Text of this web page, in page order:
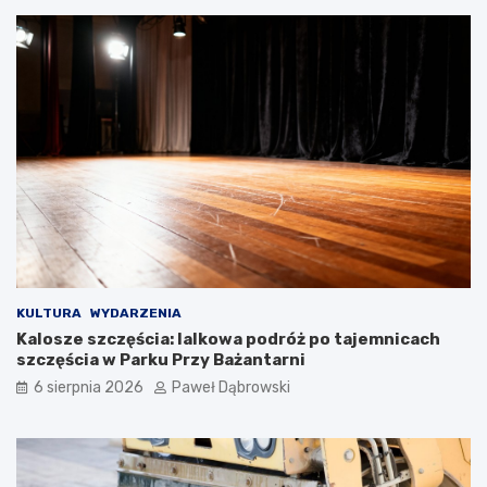
p
l
z
z
a
r
z
ą
d
z
a
n
i
a
o
c
r
i
c
h
o
o
l
–
c
z
y
l
i
b
y
t
KULTURA WYDARZENIA
Kalosze szczęścia: lalkowa podróż po tajemnicach
szczęścia w Parku Przy Bażantarni
6 sierpnia 2026 Paweł Dąbrowski